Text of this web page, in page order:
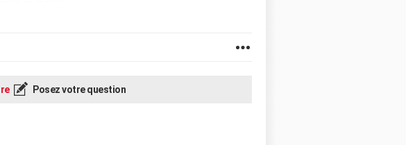
Posez votre question